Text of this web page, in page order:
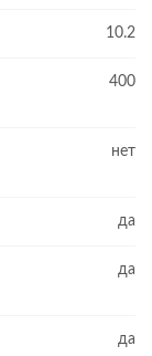
10.2
400
нет
да
да
да